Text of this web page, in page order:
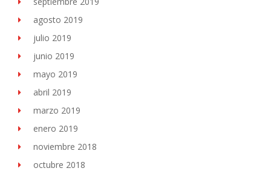
agosto 2019
julio 2019
junio 2019
mayo 2019
abril 2019
marzo 2019
enero 2019
noviembre 2018
octubre 2018